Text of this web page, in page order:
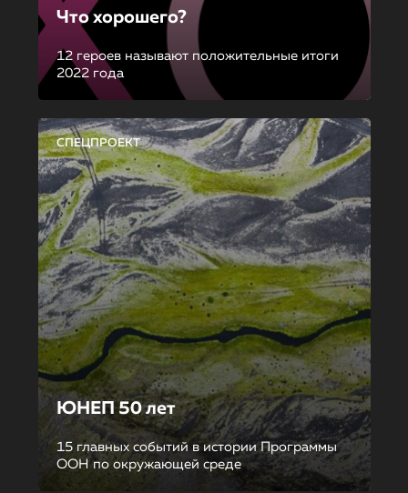
Что хорошего?
12 героев называют положительные итоги
2022 года
СПЕЦПРОЕКТ
ЮНЕП 50 лет
15 главных событий в истории Программы
ООН по окружающей среде